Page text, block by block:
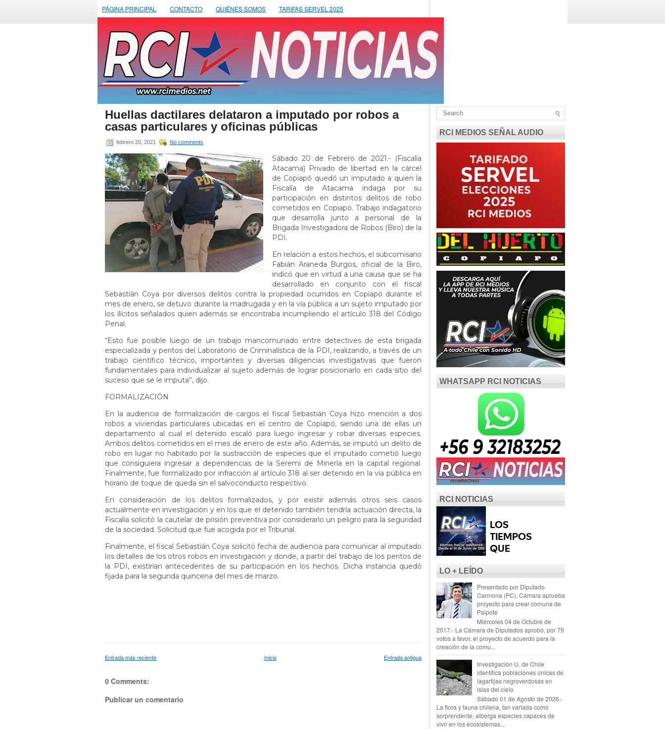
PÁGINA PRINCIPAL CONTACTO QUIÉNES SOMOS TARIFAS SERVEL 2025
Huellas dactilares delataron a imputado por robos a
casas particulares y oficinas públicas
febrero 20, 2021 No comments
Sábado 20 de Febrero de 2021.- (Fiscalía
Atacama) Privado de libertad en la cárcel
de Copiapó quedó un imputado a quien la
Fiscalía de Atacama indaga por su
participación en distintos delitos de robo
cometidos en Copiapó. Trabajo indagatorio
que desarrolla junto a personal de la
Brigada Investigadora de Robos (Biro) de la
PDI.
En relación a estos hechos, el subcomisario
Fabián Araneda Burgos, oficial de la Biro,
indicó que en virtud a una causa que se ha
desarrollado en conjunto con el fiscal
Sebastián Coya por diversos delitos contra la propiedad ocurridos en Copiapó durante el
mes de enero, se detuvo durante la madrugada y en la vía pública a un sujeto imputado por
los ilícitos señalados quien además se encontraba incumpliendo el artículo 318 del Código
Penal.
“Esto fue posible luego de un trabajo mancomunado entre detectives de esta brigada
especializada y peritos del Laboratorio de Criminalística de la PDI, realizando, a través de un
trabajo científico técnico, importantes y diversas diligencias investigativas que fueron
fundamentales para individualizar al sujeto además de lograr posicionarlo en cada sitio del
suceso que se le imputa”, dijo.
FORMALIZACIÓN
En la audiencia de formalización de cargos el fiscal Sebastián Coya hizo mención a dos
robos a viviendas particulares ubicadas en el centro de Copiapó, siendo una de ellas un
departamento al cual el detenido escaló para luego ingresar y robar diversas especies.
Ambos delitos cometidos en el mes de enero de este año. Además, se imputó un delito de
robo en lugar no habitado por la sustracción de especies que el imputado cometió luego
que consiguiera ingresar a dependencias de la Seremi de Minería en la capital regional.
Finalmente, fue formalizado por infracción al artículo 318 al ser detenido en la vía pública en
horario de toque de queda sin el salvoconducto respectivo.
En consideración de los delitos formalizados, y por existir además otros seis casos
actualmente en investigación y en los que el detenido también tendría actuación directa, la
Fiscalía solicitó la cautelar de prisión preventiva por considerarlo un peligro para la seguridad
de la sociedad. Solicitud que fue acogida por el Tribunal.
Finalmente, el fiscal Sebastián Coya solicitó fecha de audiencia para comunicar al imputado
los detalles de los otros robos en investigación y donde, a partir del trabajo de los peritos de
la PDI, existirían antecedentes de su participación en los hechos. Dicha instancia quedó
fijada para la segunda quincena del mes de marzo.
Entrada más reciente Entrada antigua
Inicio
0 Comments:
Publicar un comentario
RCI MEDIOS SEÑAL AUDIO
WHATSAPP RCI NOTICIAS
RCI NOTICIAS
LO + LEÍDO
Presentado por Diputado
Carmona (PC). Cámara aprueba
proyecto para crear comuna de
Paipote
Miércoles 04 de Octubre de
2017.- La Cámara de Diputados aprobó, por 79
votos a favor, el proyecto de acuerdo para la
creación de la comu...
Investigación U. de Chile
identifica poblaciones únicas de
lagartijas negroverdosas en
islas del cielo
Sábado 01 de Agosto de 2026.-
La flora y fauna chilena, tan variada como
sorprendente, alberga especies capaces de
vivir en los ecosistemas...